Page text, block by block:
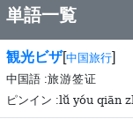
単語一覧
観光ビザ[中国旅行]
中国語 :旅游签证
ピンイン :lǚ yóu qiān